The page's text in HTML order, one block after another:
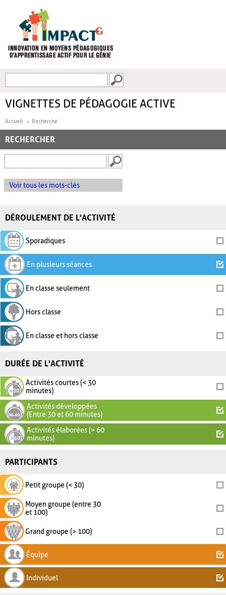
FORMULAIRE DE
VIGNETTES DE PÉDAGOGIE ACTIVE
Accueil Recherche
RECHERCHER
Voir tous les mots-clés
DÉROULEMENT DE L'ACTIVITÉ
Sporadiques
En plusieurs séances
En classe seulement
Hors classe
En classe et hors classe
DURÉE DE L'ACTIVITÉ
Activités courtes (< 30
minutes)
Activités développées
(Entre 30 et 60 minutes)
Activités élaborées (> 60
minutes)
PARTICIPANTS
Petit groupe (< 30)
Moyen groupe (entre 30
et 100)
Grand groupe (> 100)
Équipe
Individuel